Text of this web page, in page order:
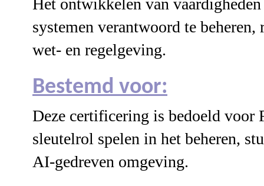
Het ontwikkelen van
systemen verantwoord te
wet- en regelgeving.
Bestemd voor:
Deze certificering is bedoeld voor
sleutelrol spelen in het beheren,
AI-gedreven omgeving.